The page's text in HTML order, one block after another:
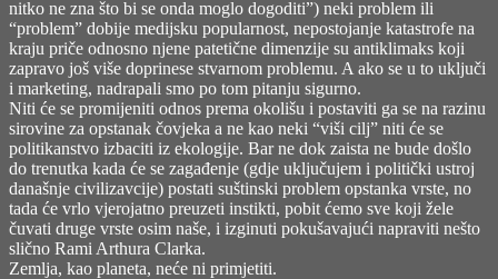
nitko ne zna što bi se onda moglo dogoditi”) neki problem ili
“problem” dobije medijsku popularnost, nepostojanje katastrofe na
kraju priče odnosno njene patetične dimenzije su antiklimaks koji
zapravo još više doprinese stvarnom problemu. A ako se u to uključi
i marketing, nadrapali smo po tom pitanju sigurno.
Niti će se promijeniti odnos prema okolišu i postaviti ga se na razinu
sirovine za opstanak čovjeka a ne kao neki “viši cilj” niti će se
politikanstvo izbaciti iz ekologije. Bar ne dok zaista ne bude došlo
do trenutka kada će se zagađenje (gdje uključujem i politički ustroj
današnje civilizavcije) postati suštinski problem opstanka vrste, no
tada će vrlo vjerojatno preuzeti instikti, pobit ćemo sve koji žele
čuvati druge vrste osim naše, i izginuti pokušavajući napraviti nešto
slično Rami Arthura Clarka.
Zemlja, kao planeta, neće ni primjetiti.